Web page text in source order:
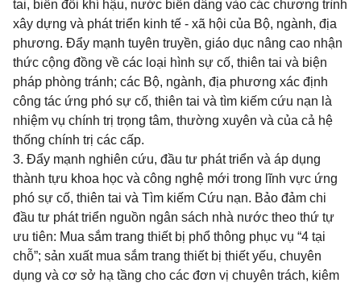
tai, biến đổi khí hậu, nước biển dâng vào các chương trình
xây dựng và phát triển kinh tế - xã hội của Bộ, ngành, địa
phương. Đẩy mạnh tuyên truyền, giáo dục nâng cao nhận
thức cộng đồng về các loại hình sự cố, thiên tai và biện
pháp phòng tránh; các Bộ, ngành, địa phương xác định
công tác ứng phó sự cố, thiên tai và tìm kiếm cứu nạn là
nhiệm vụ chính trị trọng tâm, thường xuyên và của cả hệ
thống chính trị các cấp.
3. Đẩy mạnh nghiên cứu, đầu tư phát triển và áp dụng
thành tựu khoa học và công nghệ mới trong lĩnh vực ứng
phó sự cố, thiên tai và Tìm kiếm Cứu nạn. Bảo đảm chi
đầu tư phát triển nguồn ngân sách nhà nước theo thứ tự
ưu tiên: Mua sắm trang thiết bị phổ thông phục vụ “4 tại
chỗ”; sản xuất mua sắm trang thiết bị thiết yếu, chuyên
dụng và cơ sở hạ tầng cho các đơn vị chuyên trách, kiêm